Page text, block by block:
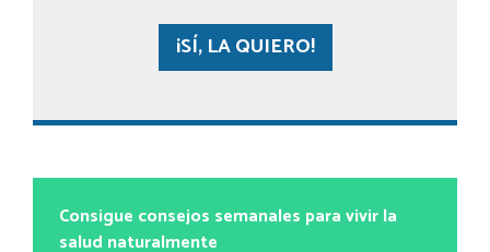
¡SÍ, LA QUIERO!
Consigue consejos semanales para vivir la
salud naturalmente